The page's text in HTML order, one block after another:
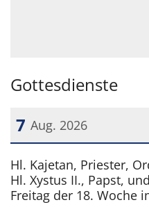
Gottesdienste
7 Aug. 2026
Datum: 7. August 2026
Hl. Kajetan, Priester,
Hl. Xystus II., Papst,
Freitag der 18. Woche